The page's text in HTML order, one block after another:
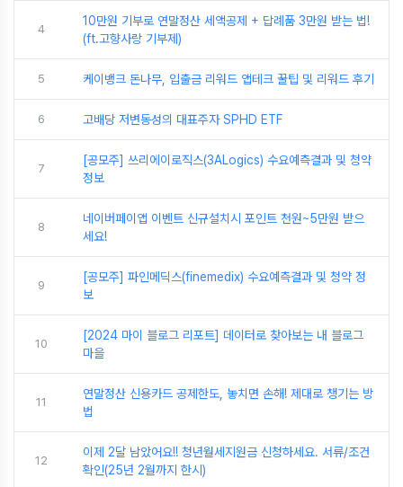
4
10만원 기부로 연말정산 세액공제 + 답례품 3만원 받는 법!
(ft.고향사랑 기부제)
5 케이뱅크 돈나무, 입출금 리워드 앱테크 꿀팁 및 리워드 후기
6 고배당 저변동성의 대표주자 SPHD ETF
7
[공모주] 쓰리에이로직스(3ALogics) 수요예측결과 및 청약
정보
8
네이버페이앱 이벤트 신규설치시 포인트 천원~5만원 받으
세요!
9
[공모주] 파인메딕스(finemedix) 수요예측결과 및 청약 정
보
10
[2024 마이 블로그 리포트] 데이터로 찾아보는 내 블로그
마을
11
연말정산 신용카드 공제한도, 놓치면 손해! 제대로 챙기는 방
법
12
이제 2달 남았어요!! 청년월세지원금 신청하세요. 서류/조건
확인(25년 2월까지 한시)